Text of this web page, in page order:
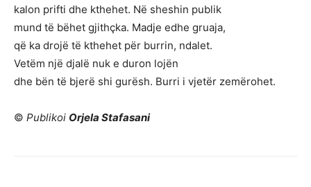
kalon prifti dhe kthehet. Në sheshin publik
mund të bëhet gjithçka. Madje edhe gruaja,
që ka drojë të kthehet për burrin, ndalet.
Vetëm një djalë nuk e duron lojën
dhe bën të bjerë shi gurësh. Burri i vjetër zemërohet.
© Publikoi Orjela Stafasani